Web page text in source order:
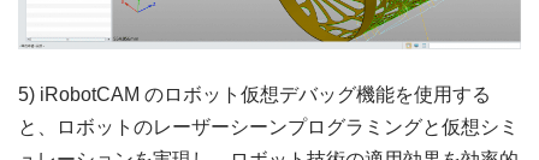
5) iRobotCAM のロボット仮想デバッグ機能を使用する
と、ロボットのレーザーシーンプログラミングと仮想シミ